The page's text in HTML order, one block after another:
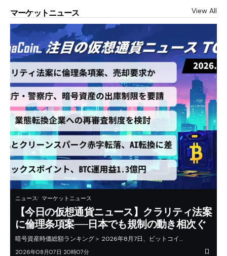
マーケットニュース View All
ニュース マーケットニュース
【今日の仮想通貨ニュース】クラリティ法案
に倫理条項案──日本でも規制の動き相次ぐ
暗号資産時価総額ランキング＞ 2026年8月7日、ビットコイ…
2026年08月07日 20時07分